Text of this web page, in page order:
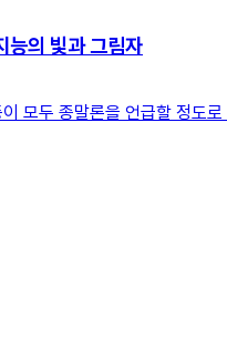
능의 빛과 그림자
모두 종말론을 언급할 정도